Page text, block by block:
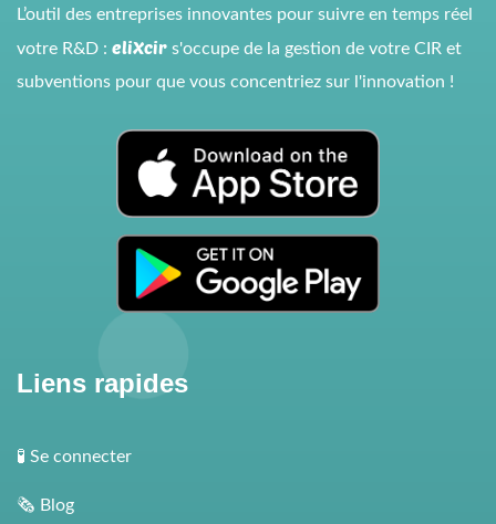
L’outil des entreprises innovantes pour suivre en temps réel
votre R&D : eliXcir s'occupe de la gestion de votre CIR et
subventions pour que vous concentriez sur l'innovation !
Liens rapides
🧪 Se connecter
🗞 Blog